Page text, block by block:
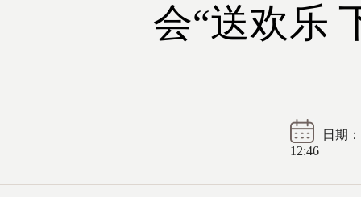
会“送欢乐
日期
12:46